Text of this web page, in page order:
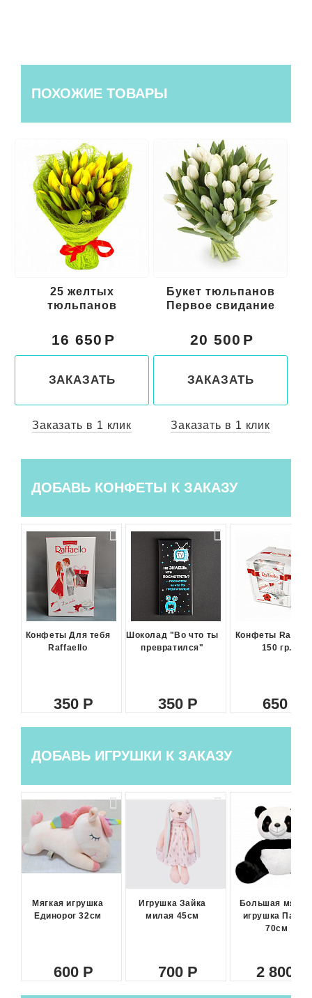
ПОХОЖИЕ ТОВАРЫ
Букет тюльпанов
Первое свидание
20 500
ЗАКАЗАТЬ
Заказать в 1 клик
35 красных
тюльпанов
23 050
ЗАКАЗАТЬ
Заказать в 1 клик
ДОБАВЬ КОНФЕТЫ К ЗАКАЗУ
Конфеты Для тебя
Raffaello
350
Шоколад "Во что ты
превратился"
350
Конфеты
150 гр.
650
ДОБАВЬ ИГРУШКИ К ЗАКАЗУ
Мягкая игрушка
Единорог 32см
600
Игрушка Зайка
милая 45см
700
Большая
игрушка Панда
70см
2 800